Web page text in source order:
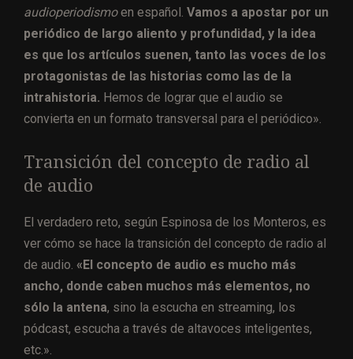
audioperiodismoen español. Vamos a apostar por un
periódico de largo aliento y profundidad, y la idea
es que los artículos suenen, tanto las voces de los
protagonistas de las historias como las de la
intrahistoria. Hemos de lograr que el audio se
convierta en un formato transversal para el periódico».
Transición del concepto de radio al
de audio
El verdadero reto, según Espinosa de los Monteros, es
ver cómo se hace la transición del concepto de radio al
de audio. «El concepto de audio es mucho más
ancho, donde caben muchos más elementos, no
sólo la antena, sino la escucha en streaming, los
pódcast, escucha a través de altavoces inteligentes,
etc.».